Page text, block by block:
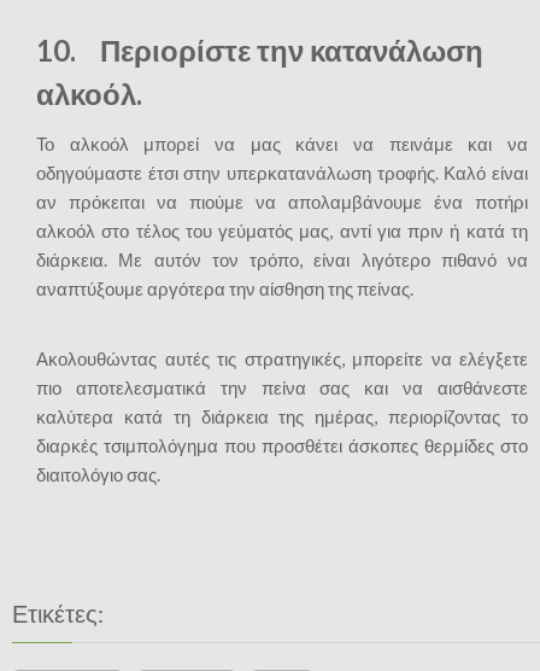
10. Περιορίστε την κατανάλωση
αλκοόλ.
Το αλκοόλ μπορεί να μας κάνει να πεινάμε και να
οδηγούμαστε έτσι στην υπερκατανάλωση τροφής. Καλό είναι
αν πρόκειται να πιούμε να απολαμβάνουμε ένα ποτήρι
αλκοόλ στο τέλος του γεύματός μας, αντί για πριν ή κατά τη
διάρκεια. Με αυτόν τον τρόπο, είναι λιγότερο πιθανό να
αναπτύξουμε αργότερα την αίσθηση της πείνας.
Ακολουθώντας αυτές τις στρατηγικές, μπορείτε να ελέγξετε
πιο αποτελεσματικά την πείνα σας και να αισθάνεστε
καλύτερα κατά τη διάρκεια της ημέρας, περιορίζοντας το
διαρκές τσιμπολόγημα που προσθέτει άσκοπες θερμίδες στο
διαιτολόγιο σας.
Ετικέτες: